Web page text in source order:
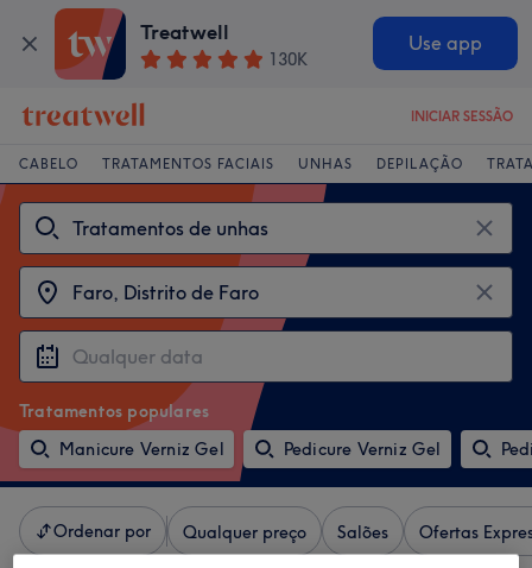
Treatwell
130K
Use app
INICIAR SESSÃO
CABELO TRATAMENTOS FACIAIS UNHAS DEPILAÇÃO
Tratamentos populares
Manicure Verniz Gel
Pedicure Verniz Gel
Ordenar por Qualquer preço Salões Ofertas